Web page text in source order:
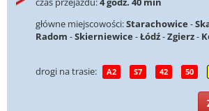
główne miejscowości:Starachowice -
Radom -Skierniewice -Łódź-Zgierz-
drogi na trasie: A2 S7 42 50